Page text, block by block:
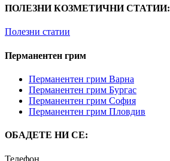
ПОЛЕЗНИ КОЗМЕТИЧНИ СТАТИИ:
Полезни статии
Перманентен грим
Перманентен грим Варна
Перманентен грим Бургас
Перманентен грим София
Перманентен грим Пловдив
ОБАДЕТЕ НИ СЕ:
Телефон